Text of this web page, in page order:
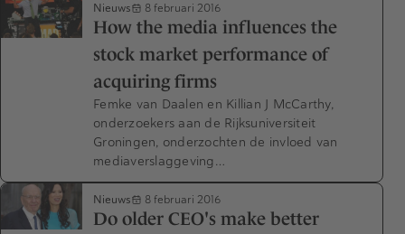
Nieuws 8 februari 2016
How the media influences the
stock market performance of
acquiring firms
Femke van Daalen en Killian J McCarthy,
onderzoekers aan de Rijksuniversiteit
Groningen, onderzochten de invloed van
mediaverslaggeving…
Nieuws 8 februari 2016
Do older CEO's make better